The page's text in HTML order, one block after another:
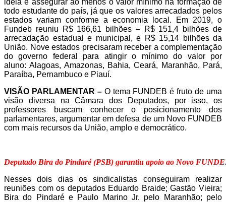
ideia é assegurar ao menos o valor mínimo na formação de
todo estudante do país, já que os valores arrecadados pelos
estados variam conforme a economia local. Em 2019, o
Fundeb reuniu R$ 166,61 bilhões – R$ 151,4 bilhões de
arrecadação estadual e municipal, e R$ 15,14 bilhões da
União. Nove estados precisaram receber a complementação
do governo federal para atingir o mínimo do valor por
aluno: Alagoas, Amazonas, Bahia, Ceará, Maranhão, Pará,
Paraíba, Pernambuco e Piauí.
VISÃO PARLAMENTAR –O tema FUNDEB é fruto de uma
visão diversa na Câmara dos Deputados, por isso, os
professores buscam conhecer o posicionamento dos
parlamentares, argumentar em defesa de um Novo FUNDEB
com mais recursos da União, amplo e democrático.
Deputado Bira do Pindaré (PSB) garantiu apoio ao Novo
Nesses dois dias os sindicalistas conseguiram realizar
reuniões com os deputados Eduardo Braide; Gastão Vieira;
Bira do Pindaré e Paulo Marino Jr. pelo Maranhão; pelo